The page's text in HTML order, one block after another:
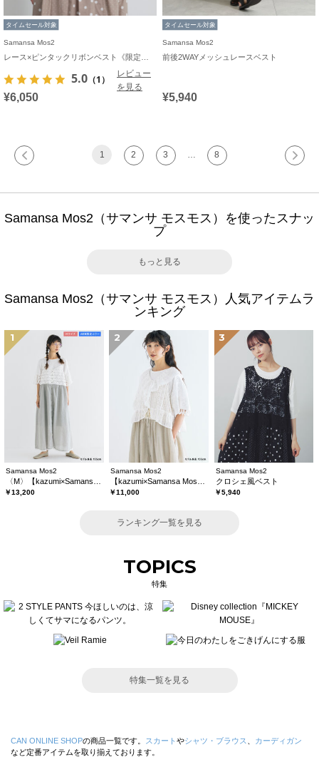
タイムセール対象
Samansa Mos2
5.0 （1）
レビュー
を見る
¥6,050
タイムセール対象
Samansa Mos2
前後2WAYメッシュレースベスト
¥5,940
1 2 3 8
Samansa Mos2（サマンサ モスモス）を使ったスナッ
プ
もっと見る
Samansa Mos2（サマンサ モスモス）人気アイテムラ
ンキング
1
Samansa Mos2
￥13,200
2
Samansa Mos2
￥11,000
3
Samansa Mos2
クロシェ風ベスト
￥5,940
ランキング一覧を見る
TOPICS
特集
特集一覧を見る
CAN ONLINE SHOPの商品一覧です。 スカート やシャツ・ブラウス
カーディガン
など定番アイテムを取り揃えております。